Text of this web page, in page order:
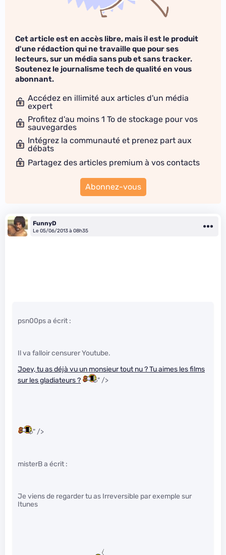
Cet article est en accès libre, mais il est le produit
d'une rédaction qui ne travaille que pour ses
lecteurs, sur un média sans pub et sans tracker.
Soutenez le journalisme tech de qualité en vous
abonnant.
Accédez en illimité aux articles d'un média
expert
Profitez d'au moins 1 To de stockage pour vos
sauvegardes
Intégrez la communauté et prenez part aux
débats
Partagez des articles premium à vos contacts
Abonnez-vous
FunnyD
Le 05/06/2013 à 08h35
psn00ps a écrit :
Il va falloir censurer Youtube.
Joey, tu as déjà vu un monsieur tout nu ? Tu aimes les films
sur les gladiateurs ?
" />
" />
misterB a écrit :
Je viens de regarder tu as Irreversible par exemple sur
Itunes